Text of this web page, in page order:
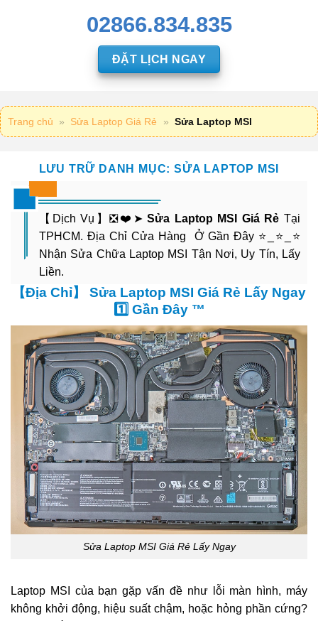
02866.834.835
ĐẶT LỊCH NGAY
Trang chủ » Sửa Laptop Giá Rẻ » Sửa Laptop MSI
LƯU TRỮ DANH MỤC:SỬA LAPTOP MSI
【Dịch Vụ】❎❤️➤Sửa Laptop MSI Giá Rẻ Tại
TPHCM. Địa Chỉ Cửa Hàng Ở Gần Đây ⭐_⭐_⭐
Nhận Sửa Chữa Laptop MSI Tận Nơi, Uy Tín, Lấy
Liền.
【Địa Chỉ】 Sửa Laptop MSI Giá Rẻ Lấy Ngay
1️⃣ Gần Đây ™
Sửa Laptop MSI Giá Rẻ Lấy Ngay
Laptop MSI của bạn gặp vấn đề như lỗi màn hình, máy
không khởi động, hiệu suất chậm, hoặc hỏng phần cứng?